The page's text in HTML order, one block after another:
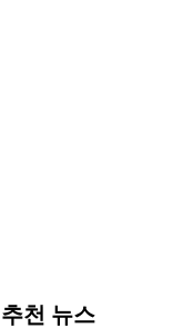
추천 뉴스